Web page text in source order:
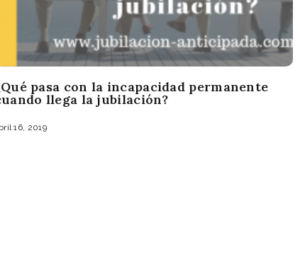
pasa con la incapacidad permanente
llega la jubilación?
16, 2019